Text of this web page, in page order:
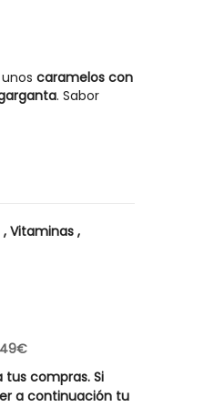
caramelos con
. Sabor
, Vitaminas ,
49€
compras. Si
a continuación tu